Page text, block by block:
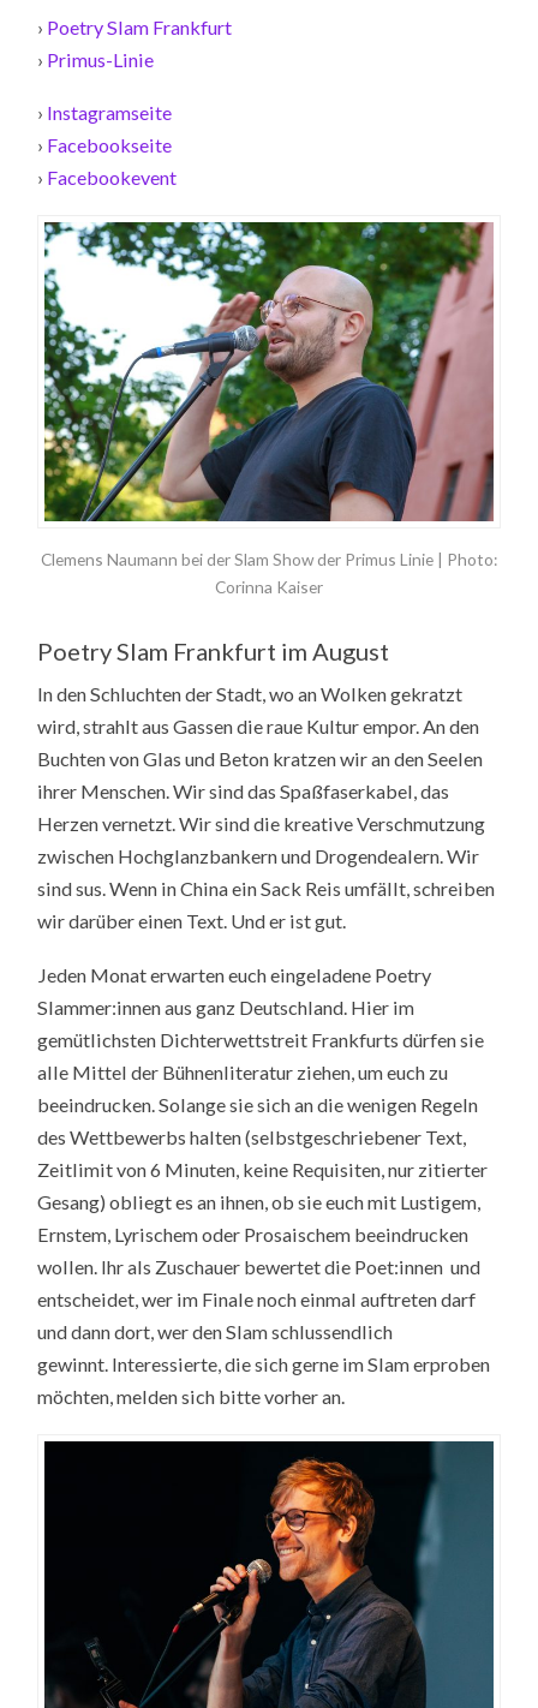
› Poetry Slam Frankfurt
› Primus-Linie
› Instagramseite
› Facebookseite
› Facebookevent
Clemens Naumann bei der Slam Show der Primus Linie | Photo:
Corinna Kaiser
Poetry Slam Frankfurt im August
In den Schluchten der Stadt, wo an Wolken gekratzt
wird, strahlt aus Gassen die raue Kultur empor. An den
Buchten von Glas und Beton kratzen wir an den Seelen
ihrer Menschen. Wir sind das Spaßfaserkabel, das
Herzen vernetzt. Wir sind die kreative Verschmutzung
zwischen Hochglanzbankern und Drogendealern. Wir
sind sus. Wenn in China ein Sack Reis umfällt, schreiben
wir darüber einen Text. Und er ist gut.
Jeden Monat erwarten euch eingeladene Poetry
Slammer:innen aus ganz Deutschland. Hier im
gemütlichsten Dichterwettstreit Frankfurts dürfen sie
alle Mittel der Bühnenliteratur ziehen, um euch zu
beeindrucken. Solange sie sich an die wenigen Regeln
des Wettbewerbs halten (selbstgeschriebener Text,
Zeitlimit von 6 Minuten, keine Requisiten, nur zitierter
Gesang) obliegt es an ihnen, ob sie euch mit Lustigem,
Ernstem, Lyrischem oder Prosaischem beeindrucken
wollen. Ihr als Zuschauer bewertet die Poet:innen und
entscheidet, wer im Finale noch einmal auftreten darf
und dann dort, wer den Slam schlussendlich
gewinnt. Interessierte, die sich gerne im Slam erproben
möchten, melden sich bitte vorher an.